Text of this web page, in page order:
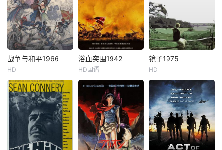
战争与和平1966
HD
浴血突围1942
HD国语
镜子1975
HD